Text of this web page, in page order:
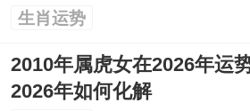
生肖运势
2010年属虎女在2026年运
2026年如何化解